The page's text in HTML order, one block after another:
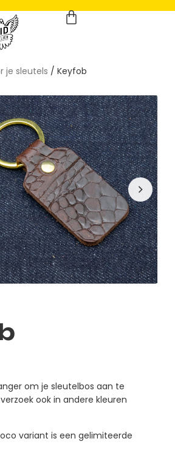
je sleutels / Keyfob
om je sleutelbos aan te
ook in andere kleuren
variant is een gelimiteerde